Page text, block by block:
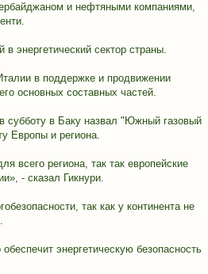
и нефтяными компаниями,
энергетический сектор страны.
в поддержке и продвижении
основных составных частей.
субботу в Баку назвал "Южный газовый
Европы и региона.
всего региона, так так европейские
- сказал Гикнури.
так как у континента не
энергетическую безопасность